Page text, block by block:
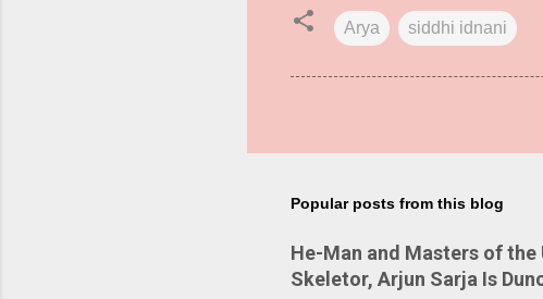
Arya siddhi idnani
Popular posts from this blog
He-Man and Masters of the
Skeletor, Arjun Sarja Is